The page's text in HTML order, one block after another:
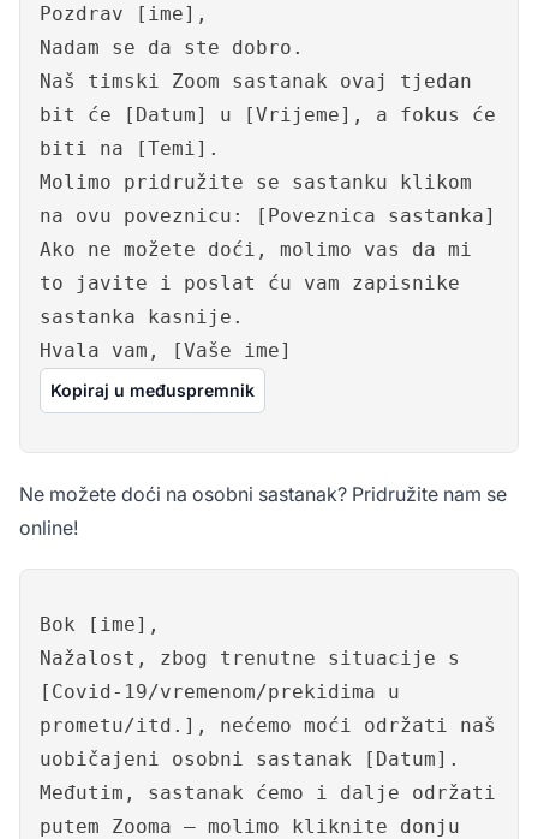
Pozdrav [ime],
Nadam se da ste dobro.
Naš timski Zoom sastanak ovaj tjedan
bit će [Datum] u [Vrijeme], a fokus će
biti na [Temi].
Molimo pridružite se sastanku klikom
na ovu poveznicu: [Poveznica sastanka]
Ako ne možete doći, molimo vas da mi
to javite i poslat ću vam zapisnike
sastanka kasnije.
Hvala vam, [Vaše ime]
Kopiraj u međuspremnik
Ne možete doći na osobni sastanak? Pridružite nam se
online!
Bok [ime],
Nažalost, zbog trenutne situacije s
[Covid-19/vremenom/prekidima u
prometu/itd.], nećemo moći održati naš
uobičajeni osobni sastanak [Datum].
Međutim, sastanak ćemo i dalje održati
putem Zooma – molimo kliknite donju